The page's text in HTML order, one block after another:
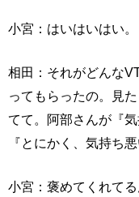
小宮：はいはいはい。
相田：それがどんな
ってもらったの。見
てて。阿部さんが『
『とにかく、気持ち
小宮：褒めてくれてる